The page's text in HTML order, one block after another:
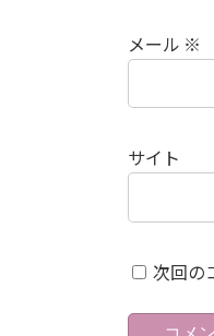
メール ※
サイト
次回の